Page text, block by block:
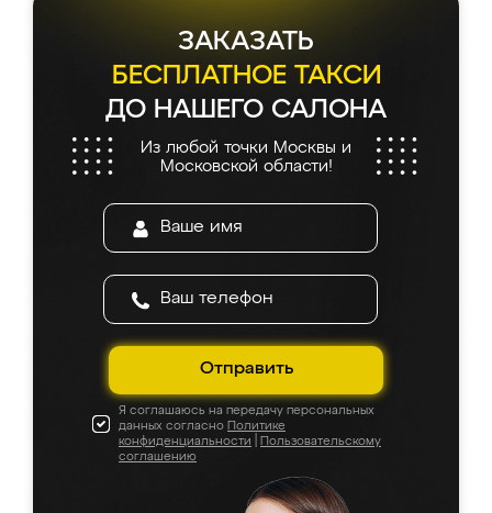
ЗАКАЗАТЬ
БЕСПЛАТНОЕ ТАКСИ
ДО НАШЕГО САЛОНА
Из любой точки Москвы и
Московской области!
Отправить
Я соглашаюсь на передачу персональных
данных согласно Политике
конфиденциальности
Пользовательскому
соглашению